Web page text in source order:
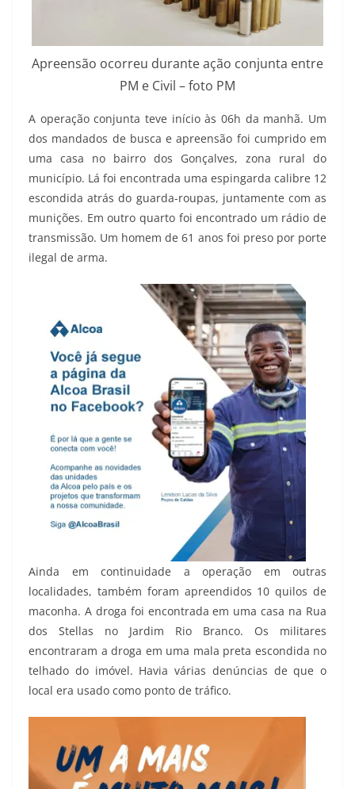
Apreensão ocorreu durante ação conjunta entre
PM e Civil – foto PM
A operação conjunta teve início às 06h da manhã. Um
dos mandados de busca e apreensão foi cumprido em
uma casa no bairro dos Gonçalves, zona rural do
município. Lá foi encontrada uma espingarda calibre 12
escondida atrás do guarda-roupas, juntamente com as
munições. Em outro quarto foi encontrado um rádio de
transmissão. Um homem de 61 anos foi preso por porte
ilegal de arma.
Ainda em continuidade a operação em outras
localidades, também foram apreendidos 10 quilos de
maconha. A droga foi encontrada em uma casa na Rua
dos Stellas no Jardim Rio Branco. Os militares
encontraram a droga em uma mala preta escondida no
telhado do imóvel. Havia várias denúncias de que o
local era usado como ponto de tráfico.